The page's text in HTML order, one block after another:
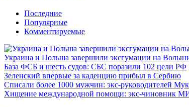
Последние
Популярные
Комментируемые
Украина и Польша завершили эксгумации на
База ФСБ и шесть судов: СБС поразили 102 цели РФ
Зеленский впервые за каденцию прибыл в Сербию
Списали более 1000 мужчин: экс-руководителей
Хищение международной помощи: экс-чиновник